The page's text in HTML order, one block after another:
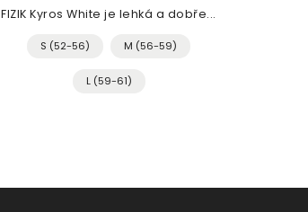
FIZIK Kyros White je lehká a dobře...
S (52-56) M (56-59)
L (59-61)